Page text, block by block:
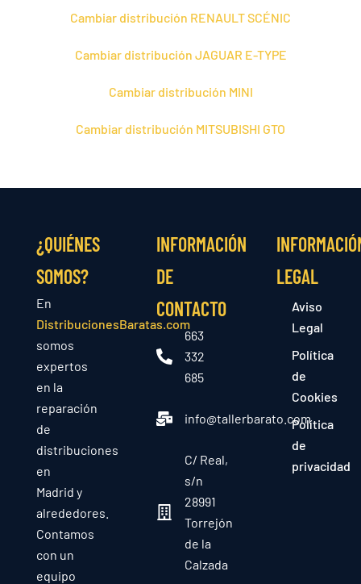
Cambiar distribución RENAULT SCÉNIC
Cambiar distribución JAGUAR E-TYPE
Cambiar distribución MINI
Cambiar distribución MITSUBISHI GTO
¿QUIÉNES
SOMOS?
En
DistribucionesBaratas.com
somos
expertos
en la
reparación
de
distribuciones
en
Madrid y
alrededores.
Contamos
con un
equipo
INFORMACIÓN
DE
CONTACTO
663
332
685
info@tallerbarato.com
C/ Real,
s/n
28991
Torrejón
de la
Calzada
LEGAL
Aviso
Legal
Política
de
Cookies
Política
de
privacidad